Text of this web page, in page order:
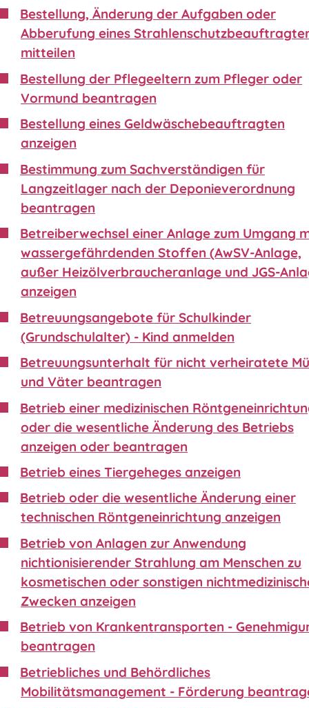
Bestellung, Änderung der Aufgaben oder
Abberufung eines
mitteilen
Bestellung der Pflegeeltern zum Pfleger oder
Vormund beantragen
Bestellung eines Geldwäschebeauftragten
anzeigen
Bestimmung zum Sachverständigen für
Langzeitlager nach der Deponieverordnung
beantragen
Betreiberwechsel einer Anlage zum Umgang
wassergefährdenden Stoffen (AwSV-Anlage,
außer Heizölverbraucheranlage und JGS-
anzeigen
Betreuungsangebote für Schulkinder
(Grundschulalter) - Kind anmelden
Betreuungsunterhalt für nicht verheiratete
und Väter beantragen
Betrieb einer medizinischen
oder die wesentliche Änderung des Betriebs
anzeigen oder beantragen
Betrieb eines Tiergeheges anzeigen
Betrieb oder die wesentliche Änderung einer
technischen Röntgeneinrichtung anzeigen
Betrieb von Anlagen zur Anwendung
nichtionisierender Strahlung am Menschen zu
kosmetischen oder sonstigen
Zwecken anzeigen
Betrieb von Krankentransporten -
beantragen
Betriebliches und Behördliches
Mobilitätsmanagement - Förderung